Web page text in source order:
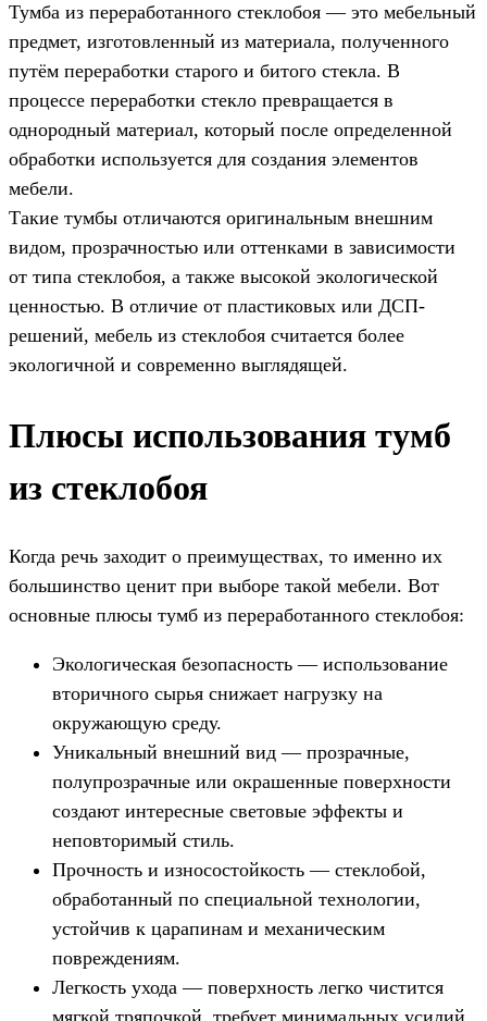
Тумба из переработанного стеклобоя — это мебельный
предмет, изготовленный из материала, полученного
путём переработки старого и битого стекла. В
процессе переработки стекло превращается в
однородный материал, который после определенной
обработки используется для создания элементов
мебели.
Такие тумбы отличаются оригинальным внешним
видом, прозрачностью или оттенками в зависимости
от типа стеклобоя, а также высокой экологической
ценностью. В отличие от пластиковых или ДСП-
решений, мебель из стеклобоя считается более
экологичной и современно выглядящей.
Плюсы использования тумб
из стеклобоя
Когда речь заходит о преимуществах, то именно их
большинство ценит при выборе такой мебели. Вот
основные плюсы тумб из переработанного стеклобоя:
Экологическая безопасность — использование
вторичного сырья снижает нагрузку на
окружающую среду.
Уникальный внешний вид — прозрачные,
полупрозрачные или окрашенные поверхности
создают интересные световые эффекты и
неповторимый стиль.
Прочность и износостойкость — стеклобой,
обработанный по специальной технологии,
устойчив к царапинам и механическим
повреждениям.
Легкость ухода — поверхность легко чистится